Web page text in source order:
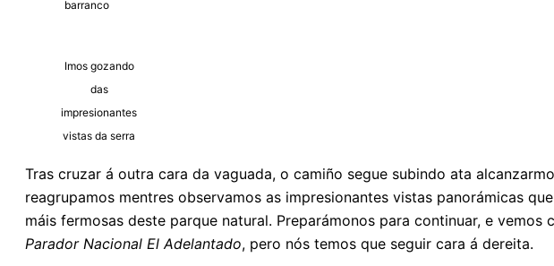
barranco
Imos gozando
das
impresionantes
vistas da serra
Tras cruzar á outra cara da vaguada, o camiño segue subindo ata
reagrupamos mentres observamos as impresionantes vistas panorámicas
máis fermosas deste parque natural. Preparámonos para continuar, e
Parador Nacional El Adelantado, pero nós temos que seguir cara á dereita.